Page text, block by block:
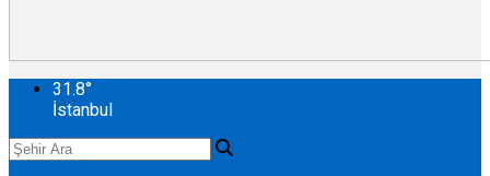
31.8°
İstanbul